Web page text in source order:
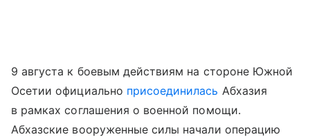
9 августа к боевым действиям на стороне Южной
Осетии официально присоединилась Абхазия
в рамках соглашения о военной помощи.
Абхазские вооруженные силы начали операцию